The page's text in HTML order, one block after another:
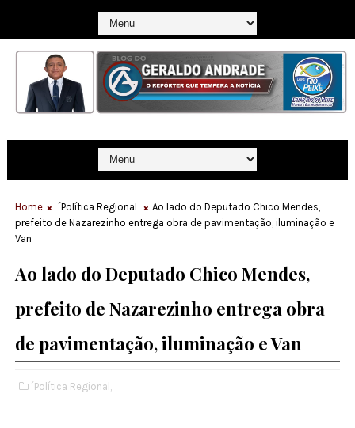
Home ´Política Regional
Ao lado do Deputado Chico Mendes,
prefeito de Nazarezinho entrega obra de pavimentação, iluminação e
Van
Ao lado do Deputado Chico Mendes,
prefeito de Nazarezinho entrega obra
de pavimentação, iluminação e Van
´Política Regional,